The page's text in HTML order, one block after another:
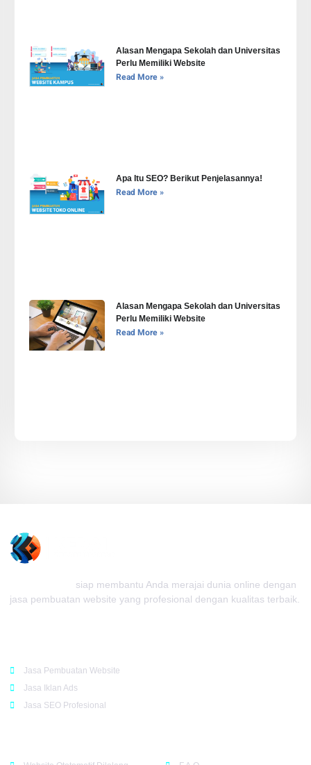
Alasan Mengapa Sekolah dan Universitas
Perlu Memiliki Website
Read More »
Apa Itu SEO? Berikut Penjelasannya!
Read More »
Alasan Mengapa Sekolah dan Universitas
Perlu Memiliki Website
Read More »
siap membantu Anda merajai dunia online dengan
jasa pembuatan website yang profesional dengan kualitas terbaik.
Jasa Pembuatan Website
Jasa Iklan Ads
Jasa SEO Profesional